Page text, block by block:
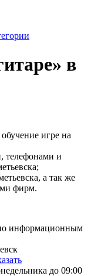
в
игре на
телефонами и
а так же
фирм.
информационным
до 09:00